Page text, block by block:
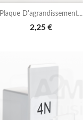
Plaque D'agrandissement...
2,25 €
 Aperçu rapide